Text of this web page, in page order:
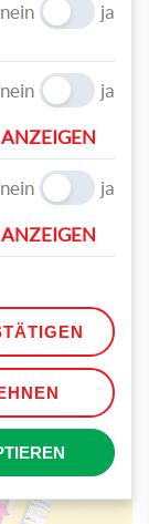
nein ja
nein ja
nein ja